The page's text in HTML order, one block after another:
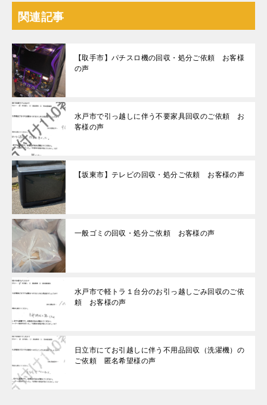
関連記事
【取手市】パチスロ機の回収・処分ご依頼 お客様
の声
水戸市で引っ越しに伴う不要家具回収のご依頼 お
客様の声
【坂東市】テレビの回収・処分ご依頼 お客様の声
一般ゴミの回収・処分ご依頼 お客様の声
水戸市で軽トラ１台分のお引っ越しごみ回収のご依
頼 お客様の声
日立市にてお引越しに伴う不用品回収（洗濯機）の
ご依頼 匿名希望様の声